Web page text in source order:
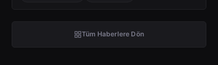
Tüm Haberlere Dön